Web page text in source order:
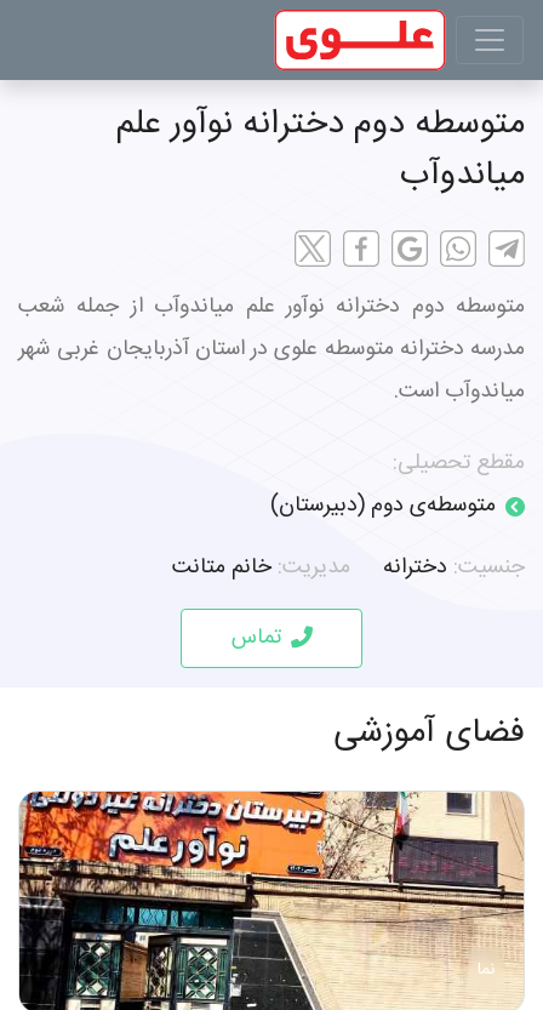
متوسطه دوم دخترانه نوآور علم
میاندوآب
متوسطه دوم دخترانه نوآور علم میاندوآب از جمله شعب
مدرسه دخترانه متوسطه علوی در استان آذربایجان غربی شهر
میاندوآب است.
مقطع تحصیلی:
متوسطه‌ی دوم (دبیرستان)
جنسیت: دخترانه مدیریت:خانم متانت
تماس
فضای آموزشی
نما